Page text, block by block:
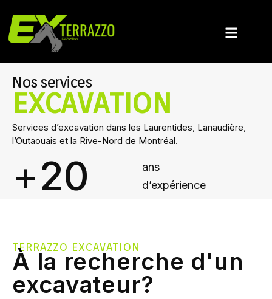
Nos services
EXCAVATION
Services d’excavation dans les Laurentides, Lanaudière,
l’Outaouais et la Rive-Nord de Montréal.
ans
d’expérience
+20
TERRAZZO EXCAVATION
À la recherche d'un
excavateur?